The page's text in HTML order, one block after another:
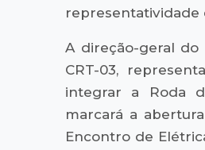
representatividade
A direção-geral do
CRT-03,
integrar a Roda
marcará a
Encontro de